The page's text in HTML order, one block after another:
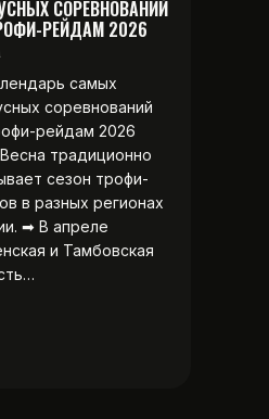
СОРЕВНОВАНИЙ
РЕЙДАМ 2026
самых
соревнований
рейдам 2026
традиционно
сезон трофи-
в разных регионах
➡ В апреле
и Тамбовская